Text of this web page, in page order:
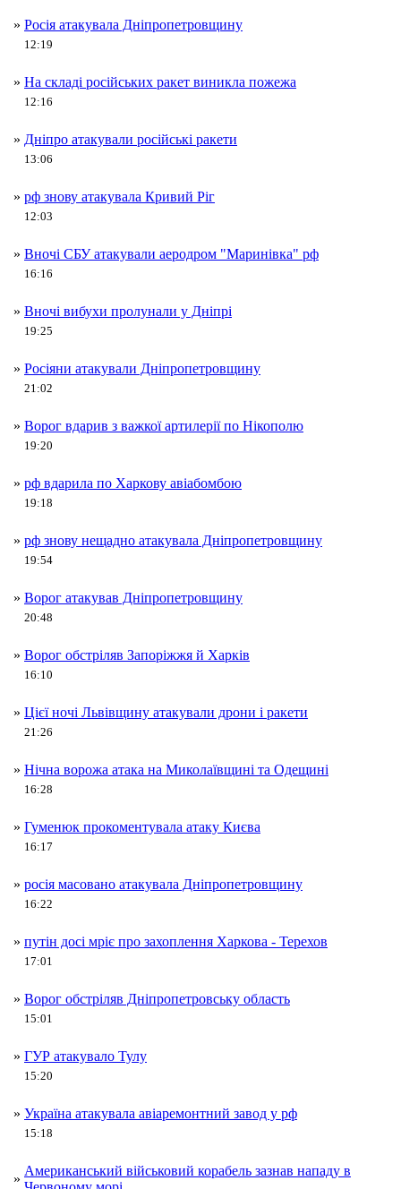
» Росія атакувала Дніпропетровщину
12:19
» На складі російських ракет виникла пожежа
12:16
» Дніпро атакували російські ракети
13:06
» рф знову атакувала Кривий Ріг
12:03
» Вночі СБУ атакували аеродром "Маринівка" рф
16:16
» Вночі вибухи пролунали у Дніпрі
19:25
» Росіяни атакували Дніпропетровщину
21:02
» Ворог вдарив з важкої артилерії по Нікополю
19:20
» рф вдарила по Харкову авіабомбою
19:18
» рф знову нещадно атакувала Дніпропетровщину
19:54
» Ворог атакував Дніпропетровщину
20:48
» Ворог обстріляв Запоріжжя й Харків
16:10
» Цієї ночі Львівщину атакували дрони і ракети
21:26
» Нічна ворожа атака на Миколаївщині та Одещині
16:28
» Гуменюк прокоментувала атаку Києва
16:17
» росія масовано атакувала Дніпропетровщину
16:22
» путін досі мріє про захоплення Харкова - Терехов
17:01
» Ворог обстріляв Дніпропетровську область
15:01
» ГУР атакувало Тулу
15:20
» Україна атакувала авіаремонтний завод у рф
15:18
»
Американський військовий корабель зазнав нападу в